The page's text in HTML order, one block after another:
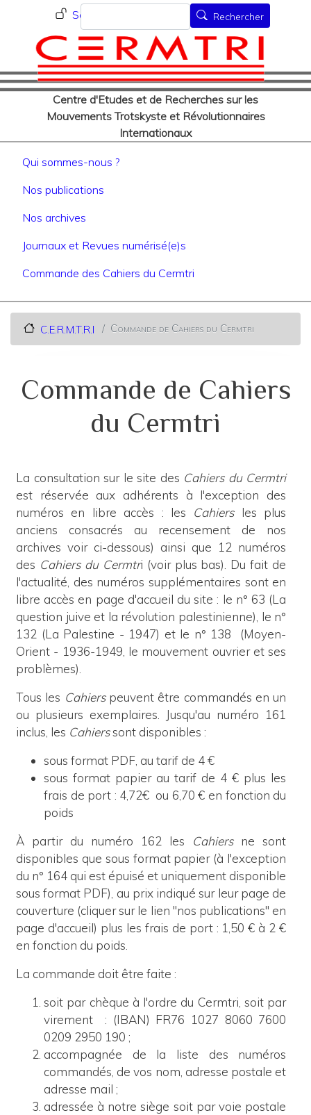
au
contenu
principal
Menu du compte de
Se connecter
Centre d'Etudes et de Recherches sur les
Mouvements Trotskyste et Révolutionnaires
Internationaux
Rechercher Rechercher
Navigation principale
Qui sommes-nous ?
Nos publications
Nos archives
Journaux et Revues numérisé(e)s
Commande des Cahiers du Cermtri
C.E.R.M.T.R.I Commande de Cahiers du Cermtri
Commande de Cahiers
du Cermtri
La consultation sur le site des Cahiers du Cermtri
est réservée aux adhérents à l'exception des
numéros en libre accès : les Cahiersles plus
anciens consacrés au recensement de nos
archives voir ci-dessous) ainsi que 12 numéros
des Cahiers du Cermtri (voir plus bas). Du fait de
l'actualité, des numéros supplémentaires sont en
libre accès en page d'accueil du site : le n° 63 (La
question juive et la révolution palestinienne), le n°
132 (La Palestine - 1947) et le n° 138 (Moyen-
Orient - 1936-1949, le mouvement ouvrier et ses
problèmes).
Tous les Cahierspeuvent être commandés en un
ou plusieurs exemplaires. Jusqu'au numéro 161
inclus, les Cahierssont disponibles :
sous format PDF, au tarif de 4 €
sous format papier au tarif de 4 € plus les
frais de port : 4,72€ ou 6,70 € en fonction du
poids
À partir du numéro 162 les Cahiersne sont
disponibles que sous format papier (à l'exception
du n° 164 qui est épuisé et uniquement disponible
sous format PDF), au prix indiqué sur leur page de
couverture (cliquer sur le lien "nos publications" en
page d'accueil) plus les frais de port : 1,50 € à 2 €
en fonction du poids.
La commande doit être faite :
soit par chèque à l'ordre du Cermtri, soit par
virement : (IBAN) FR76 1027 8060 7600
0209 2950 190 ;
accompagnée de la liste des numéros
commandés, de vos nom, adresse postale et
adresse mail ;
adressée à notre siège soit par voie postale